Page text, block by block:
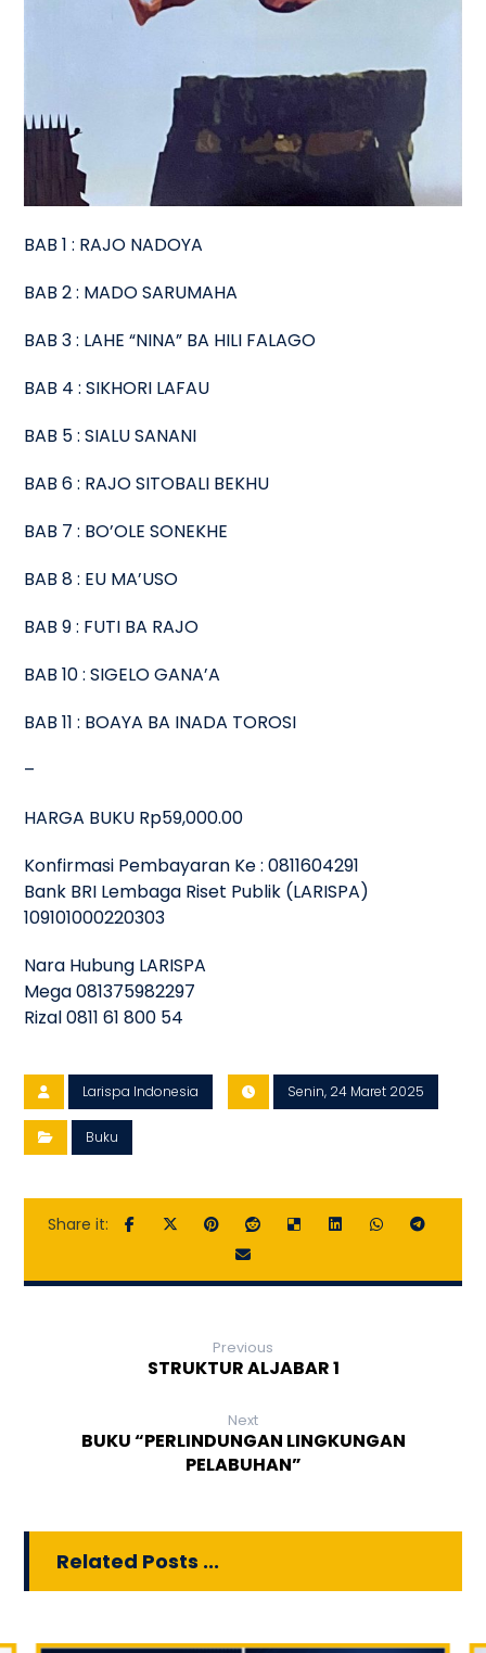
BAB 1 : RAJO NADOYA
BAB 2 : MADO SARUMAHA
BAB 3 : LAHE “NINA” BA HILI FALAGO
BAB 4 : SIKHORI LAFAU
BAB 5 : SIALU SANANI
BAB 6 : RAJO SITOBALI BEKHU
BAB 7 : BO’OLE SONEKHE
BAB 8 : EU MA’USO
BAB 9 : FUTI BA RAJO
BAB 10 : SIGELO GANA’A
BAB 11 : BOAYA BA INADA TOROSI
–
HARGA BUKU Rp59,000.00
Konfirmasi Pembayaran Ke : 0811604291
Bank BRI Lembaga Riset Publik (LARISPA)
109101000220303
Nara Hubung LARISPA
Mega 081375982297
Rizal 0811 61 800 54
Larispa Indonesia Senin, 24 Maret 2025
Buku
Previous
STRUKTUR ALJABAR 1
Next
BUKU “PERLINDUNGAN LINGKUNGAN
PELABUHAN”
Related Posts ...